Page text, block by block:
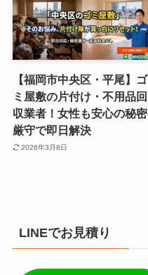
【福岡市中央区・平尾】ゴ
ミ屋敷の片付け・不用品回
収業者！女性も安心の秘密
厳守で即日解決
2026年3月8日
LINEでお見積り